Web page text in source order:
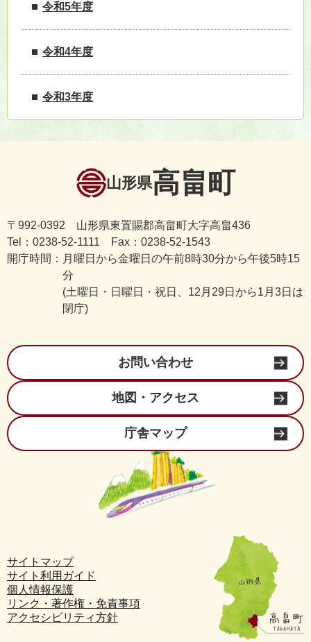
令和5年度
令和4年度
令和3年度
山形県高畠町
〒992-0392 山形県東置賜郡高畠町大字高畠436
Tel：0238-52-1111 Fax：0238-52-1543
開庁時間： 月曜日から金曜日の午前8時30分から午後5時15
分
(土曜日・日曜日・祝日、12月29日から1月3日は
閉庁)
お問い合わせ
地図・アクセス
庁舎マップ
サイトマップ
サイト利用ガイド
個人情報保護
リンク・著作権・免責事項
アクセシビリティ方針